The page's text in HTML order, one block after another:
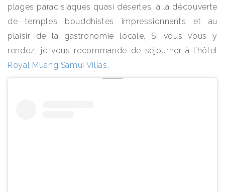
plages paradisiaques quasi désertes, à la découverte
de temples bouddhistes impressionnants et au
plaisir de la gastronomie locale. Si vous vous y
rendez, je vous recommande de séjourner à l’hôtel
Royal Muang Samui Villas.